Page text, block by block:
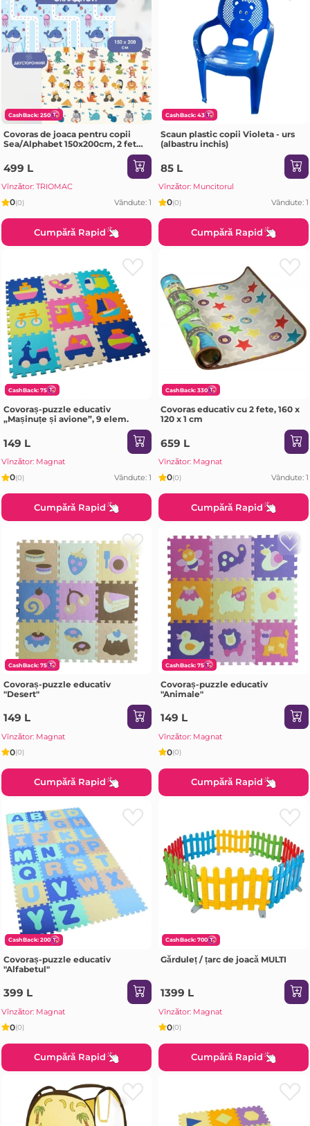
CashBack: 250
Covoras de joaca pentru copii
Sea/Alphabet 150x200cm, 2 fete,
499 L
Vînzător: TRIOMAC
0(0) Vândute: 1
Cumpără Rapid
CashBack: 43
Scaun plastic copii Violeta - urs
(albastru inchis)
85 L
Vînzător: Muncitorul
0(0) Vândute: 1
Cumpără Rapid
CashBack: 75
Covoraș-puzzle educativ
„Mașinuțe și avione”, 9 elem.
149 L
Vînzător: Magnat
0(0) Vândute: 1
Cumpără Rapid
CashBack: 330
Covoras educativ cu 2 fete, 160 x
120 x 1 cm
659 L
Vînzător: Magnat
0(0) Vândute: 1
Cumpără Rapid
CashBack: 75
Covoraș-puzzle educativ
"Desert"
149 L
Vînzător: Magnat
0(0)
Cumpără Rapid
CashBack: 75
Covoraș-puzzle educativ
"Animale"
149 L
Vînzător: Magnat
0(0)
Cumpără Rapid
CashBack: 200
Covoraș-puzzle educativ
"Alfabetul"
399 L
Vînzător: Magnat
0(0)
Cumpără Rapid
CashBack: 700
Gărduleț / țarc de joacă MULTI
1399 L
Vînzător: Magnat
0(0)
Cumpără Rapid